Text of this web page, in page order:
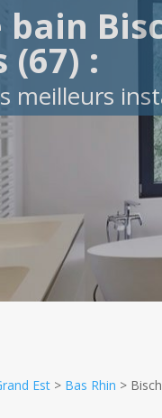
bain
(67) :
meilleurs
Est > Bas Rhin >